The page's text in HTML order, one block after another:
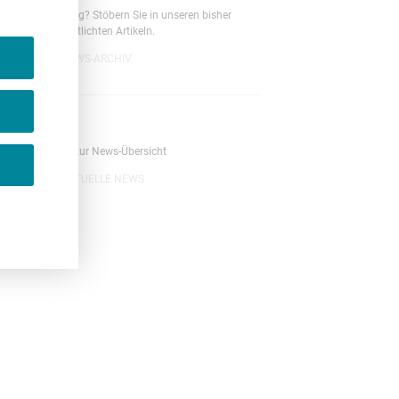
Neugierig? Stöbern Sie in unseren bisher
veröffentlichten Artikeln.
NEWS-ARCHIV
Zurück zur News-Übersicht
AKTUELLE NEWS